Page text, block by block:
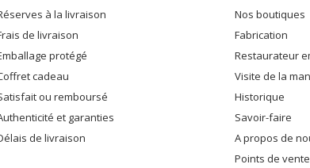
réserves à la livraison
frais de livraison
emballage protégé
coffret cadeau
satisfait ou remboursé
authenticité et garanties
délais de livraison
nos boutiques
fabrication
restaurateur
visite de la
historique
savoir-faire
a propos de
points de vente